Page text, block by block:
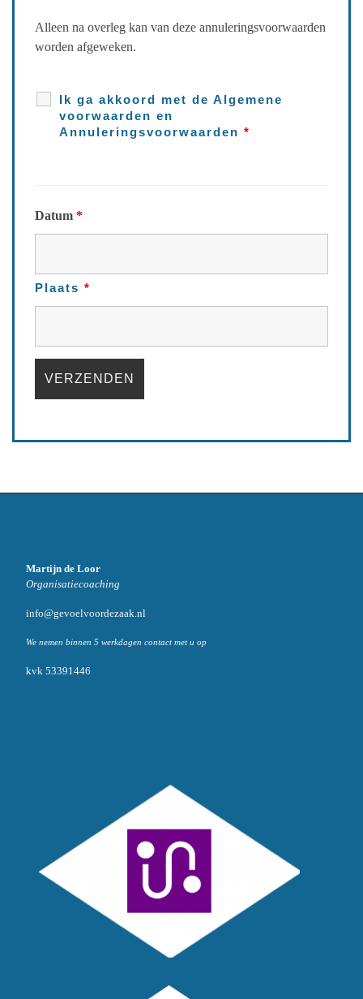
Alleen na overleg kan van deze annuleringsvoorwaarden
worden afgeweken.
Ik ga akkoord met de Algemene
voorwaarden en
Annuleringsvoorwaarden *
Datum *
Plaats *
Martijn de Loor
Organisatiecoaching
info@gevoelvoordezaak.nl
We nemen binnen 5 werkdagen contact met u op
kvk 53391446